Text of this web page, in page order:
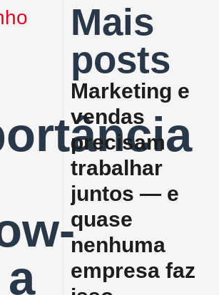
Mais
posts
Marketing e
vendas
precisam
trabalhar
juntos — e
quase
nenhuma
empresa faz